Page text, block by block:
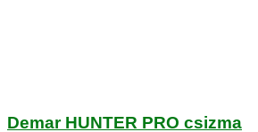
Demar HUNTER PRO csizma